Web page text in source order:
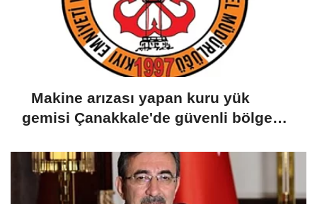
Makine arızası yapan kuru yük
gemisi Çanakkale'de güvenli bölgeye